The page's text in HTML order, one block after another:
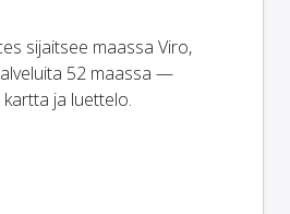
sijaitsee maassa Viro,
52 maassa —
ja luettelo.